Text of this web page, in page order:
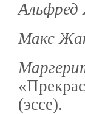
Макс
(эссе).